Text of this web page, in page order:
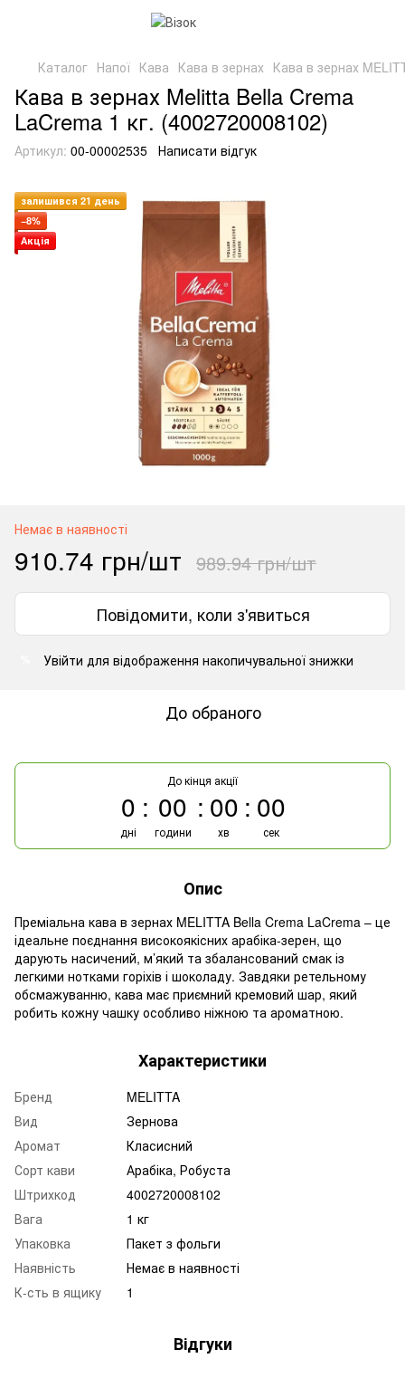
Каталог Напої Кава Кава в зернах Кава в зернах
Кава в зернах Melitta Bella Crema
LaCrema 1 кг. (4002720008102)
Артикул: 00-00002535 Написати відгук
залишився 21 день
−8%
Акція
Немає в наявності
910.74 грн/шт 989.94 грн/шт
Повідомити, коли з'явиться
Увійти для відображення накопичувальної знижки
До обраного
До кінця акції
0
дні
00
години
00
хв
00
сек
Опис
Преміальна кава в зернах MELITTA Bella Crema LaCrema – це
ідеальне поєднання високоякісних арабіка-зерен, що
дарують насичений, м’який та збалансований смак із
легкими нотками горіхів і шоколаду. Завдяки ретельному
обсмажуванню, кава має приємний кремовий шар, який
робить кожну чашку особливо ніжною та ароматною.
Характеристики
Бренд
MELITTA
Вид
Зернова
Аромат
Класисний
Сорт кави
Арабіка, Робуста
Штрихкод
4002720008102
Вага
1 кг
Упаковка
Пакет з фольги
Наявність
Немає в наявності
К-сть в ящику
1
Відгуки